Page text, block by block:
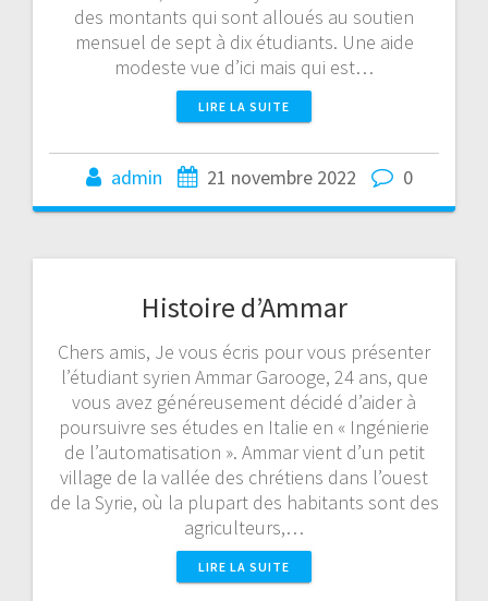
des montants qui sont alloués au soutien
mensuel de sept à dix étudiants. Une aide
modeste vue d’ici mais qui est…
LIRE LA SUITE
admin 21 novembre 2022 0
Histoire d’Ammar
Chers amis, Je vous écris pour vous présenter
l’étudiant syrien Ammar Garooge, 24 ans, que
vous avez généreusement décidé d’aider à
poursuivre ses études en Italie en « Ingénierie
de l’automatisation ». Ammar vient d’un petit
village de la vallée des chrétiens dans l’ouest
de la Syrie, où la plupart des habitants sont des
agriculteurs,…
LIRE LA SUITE